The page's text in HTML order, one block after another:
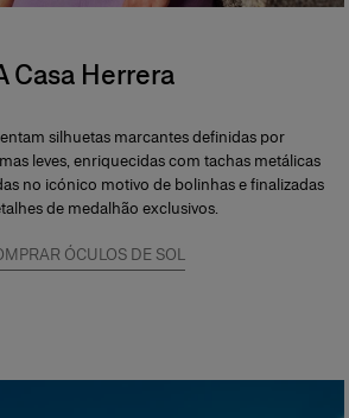
Casa Herrera
silhuetas marcantes definidas por
leves, enriquecidas com tachas metálicas
no icónico motivo de bolinhas e finalizadas
de medalhão exclusivos.
ÓCULOS DE SOL